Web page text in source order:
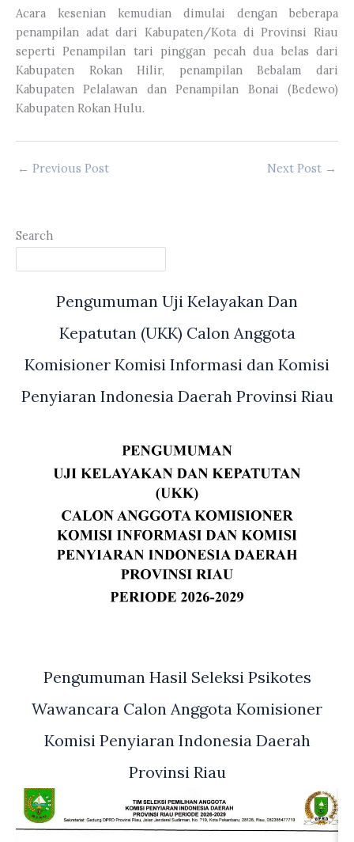
Acara kesenian kemudian dimulai dengan beberapa
penampilan adat dari Kabupaten/Kota di Provinsi Riau
seperti Penampilan tari pinggan pecah dua belas dari
Kabupaten Rokan Hilir, penampilan Bebalam dari
Kabupaten Pelalawan dan Penampilan Bonai (Bedewo)
Kabupaten Rokan Hulu.
← Previous Post Next Post →
Search
Pengumuman Uji Kelayakan Dan
Kepatutan (UKK) Calon Anggota
Komisioner Komisi Informasi dan Komisi
Penyiaran Indonesia Daerah Provinsi Riau
Pengumuman Hasil Seleksi Psikotes
Wawancara Calon Anggota Komisioner
Komisi Penyiaran Indonesia Daerah
Provinsi Riau